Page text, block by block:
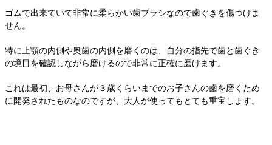
ゴムで出来ていて非常に柔らかい歯ブラシなので歯ぐきを傷つけま
せん。
特に上顎の内側や奥歯の内側を磨くのは、自分の指先で歯と歯ぐき
の境目を確認しながら磨けるので非常に正確に磨けます。
これは最初、お母さんが３歳くらいまでのお子さんの歯を磨くため
に開発されたものなのですが、大人が使ってもとても重宝します。